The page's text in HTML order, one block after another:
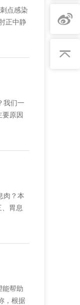
点感染
正中静
我们一
要原因
肉？本
、胃息
能帮助
，根据